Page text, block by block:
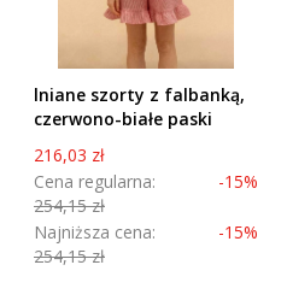
lniane szorty z falbanką,
czerwono-białe paski
Cena promocyjna
216,03 zł
Cena regularna:
254,15 zł
-15%
Najniższa cena:
254,15 zł
-15%